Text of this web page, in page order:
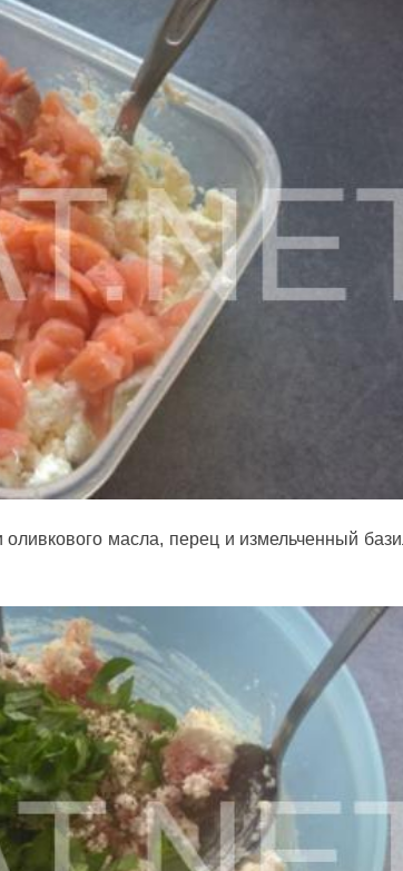
масла, перец и измельченный